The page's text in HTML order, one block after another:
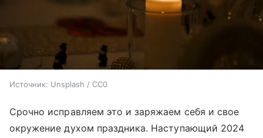
Источник: Unsplash / CC0
Срочно исправляем это и заряжаем себя и свое
окружение духом праздника. Наступающий 2024